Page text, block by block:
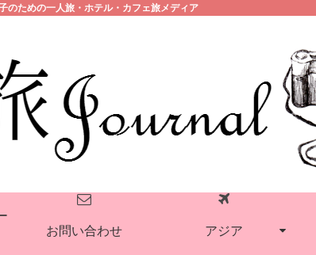
のための一人旅・ホテル・カフェ旅メディア
お問い合わせ アジア